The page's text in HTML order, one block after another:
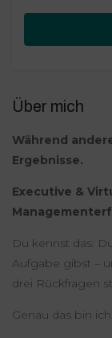
Über mich
Während
Ergebnisse.
Executive &
Du kennst das:
Aufgabe gibst –
drei Rückfragen
Genau das bin ich.